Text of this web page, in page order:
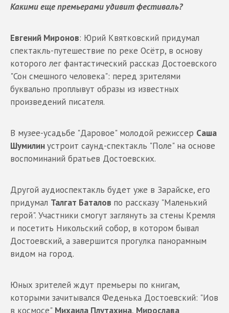
Какими еще премьерами удивит фестиваль?
Евгений Миронов: Юрий Квятковский придумал
спектакль-путешествие по реке Осётр, в основу
которого лег фантастический рассказ Достоевского
"Сон смешного человека": перед зрителями
буквально проплывут образы из известных
произведений писателя.
В музее-усадьбе "Даровое" молодой режиссер Саша
Шумилинустроит саунд-спектакль "Поле" на основе
воспоминаний братьев Достоевских.
Другой аудиоспектакль будет уже в Зарайске, его
придумал Талгат Баталов по рассказу "Маленький
герой". Участники смогут заглянуть за стены Кремля
и посетить Никольский собор, в котором бывал
Достоевский, а завершится прогулка панорамным
видом на город.
Юных зрителей ждут премьеры по книгам,
которыми зачитывался Феденька Достоевский: "Иов
в космосе" Михаила Плутахина, Мирослава